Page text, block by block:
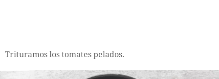
Trituramos los tomates pelados.